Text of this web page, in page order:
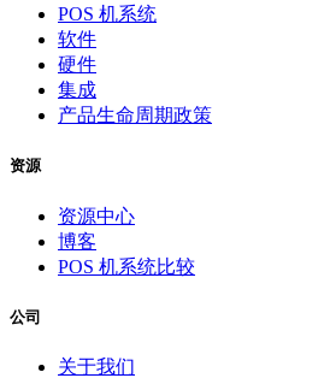
POS 机系统
软件
硬件
集成
产品生命周期政策
资源
资源中心
博客
POS 机系统比较
公司
关于我们